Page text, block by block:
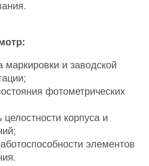
маркировки и заводской
фотометрических
целостности корпуса и
элементов